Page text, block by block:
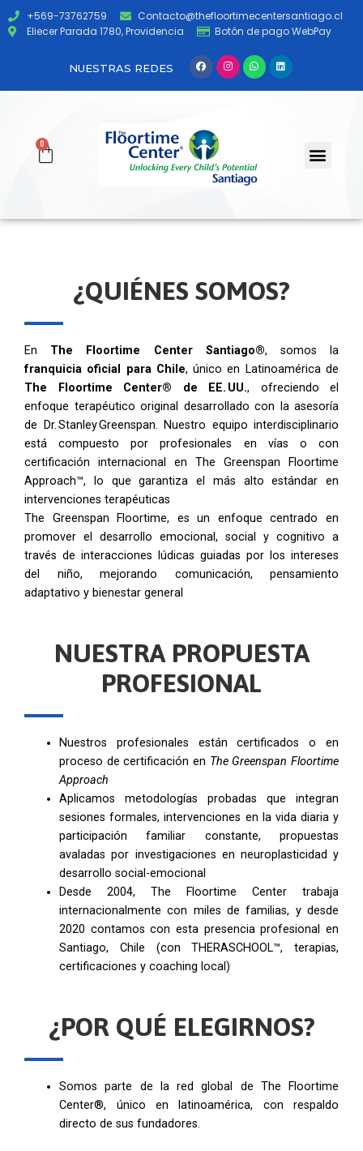
+569-73762759
Contacto@thefloortimecentersantiago.cl
Eliecer Parada 1780, Providencia
Botón de pago WebPay
NUESTRAS REDES
0
¿QUIÉNES SOMOS?
En The Floortime Center Santiago®, somos la
franquicia oficial para Chile, único en Latinoamérica de
The Floortime Center® de EE. UU., ofreciendo el
enfoque terapéutico original desarrollado con la asesoría
de Dr. Stanley Greenspan. Nuestro equipo interdisciplinario
está compuesto por profesionales en vías o con
certificación internacional en The Greenspan Floortime
Approach™, lo que garantiza el más alto estándar en
intervenciones terapéuticas
The Greenspan Floortime, es un enfoque centrado en
promover el desarrollo emocional, social y cognitivo a
través de interacciones lúdicas guiadas por los intereses
del niño, mejorando comunicación, pensamiento
adaptativo y bienestar general
NUESTRA PROPUESTA
PROFESIONAL
Nuestros profesionales están certificados o en
proceso de certificación en The Greenspan Floortime
Approach
Aplicamos metodologías probadas que integran
sesiones formales, intervenciones en la vida diaria y
participación familiar constante, propuestas
avaladas por investigaciones en neuroplasticidad y
desarrollo social-emocional
Desde 2004, The Floortime Center trabaja
internacionalmente con miles de familias, y desde
2020 contamos con esta presencia profesional en
Santiago, Chile (con THERASCHOOL™, terapias,
certificaciones y coaching local)
¿POR QUÉ ELEGIRNOS?
Somos parte de la red global de The Floortime
Center®, único en latinoamérica, con respaldo
directo de sus fundadores.